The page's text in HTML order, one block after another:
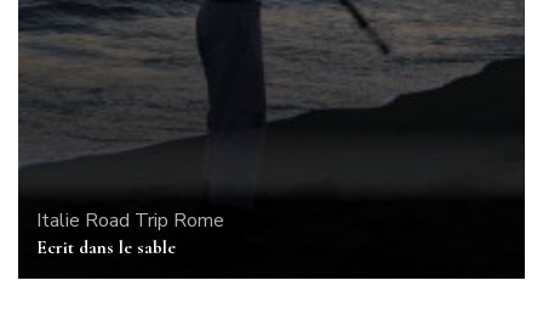
Italie Road Trip Rome
Ecrit dans le sable